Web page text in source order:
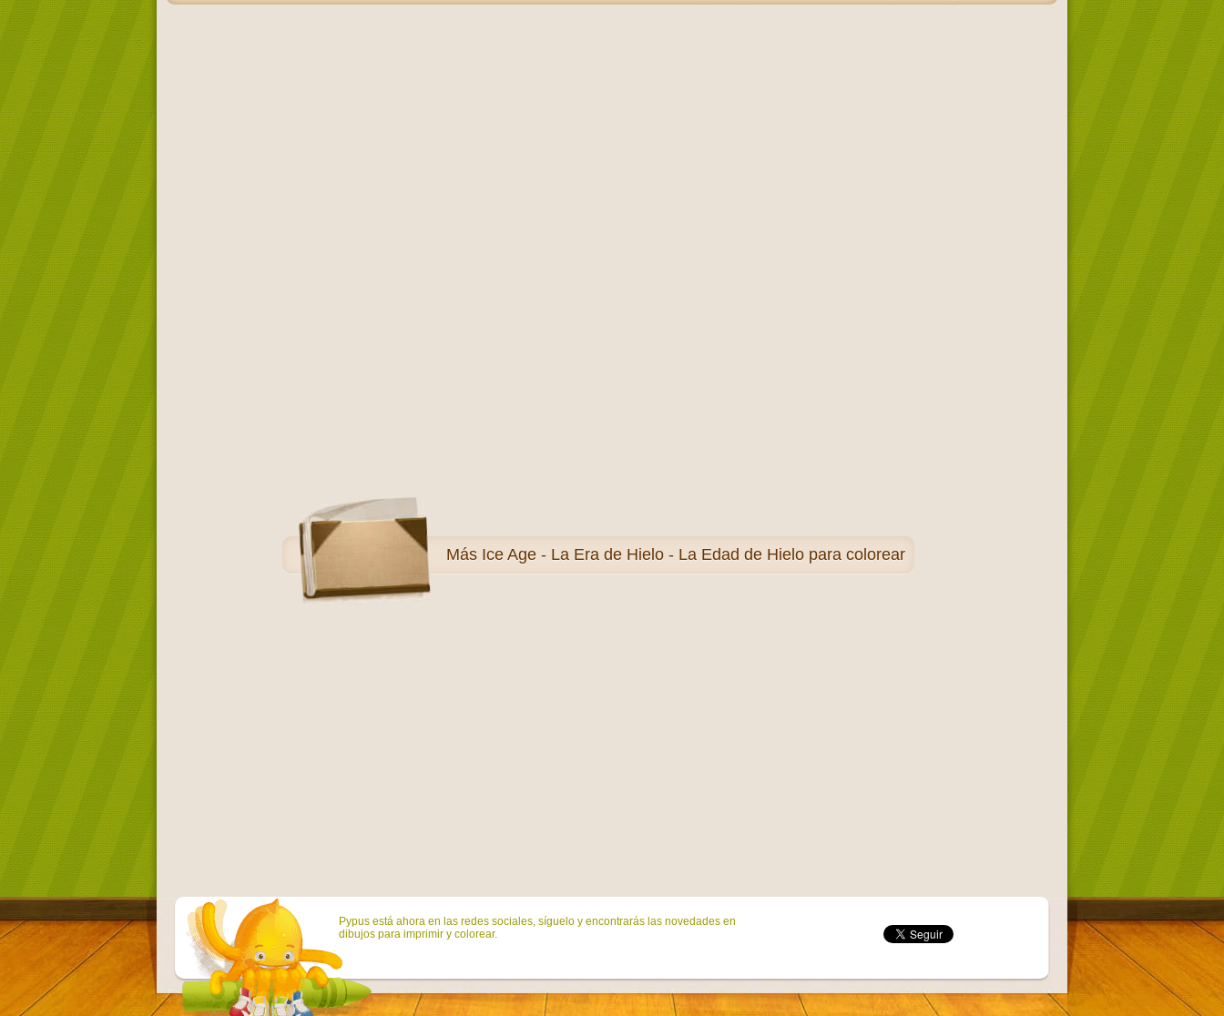
Más Ice Age - La Era de Hielo - La Edad de Hielo para colorear
Pypus está ahora en las redes sociales, síguelo y encontrarás las novedades en
dibujos para imprimir y colorear.